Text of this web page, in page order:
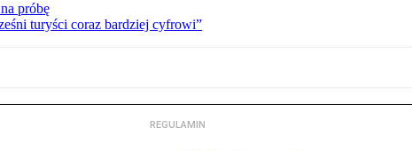
próbę
turyści coraz bardziej cyfrowi”
REGULAMIN